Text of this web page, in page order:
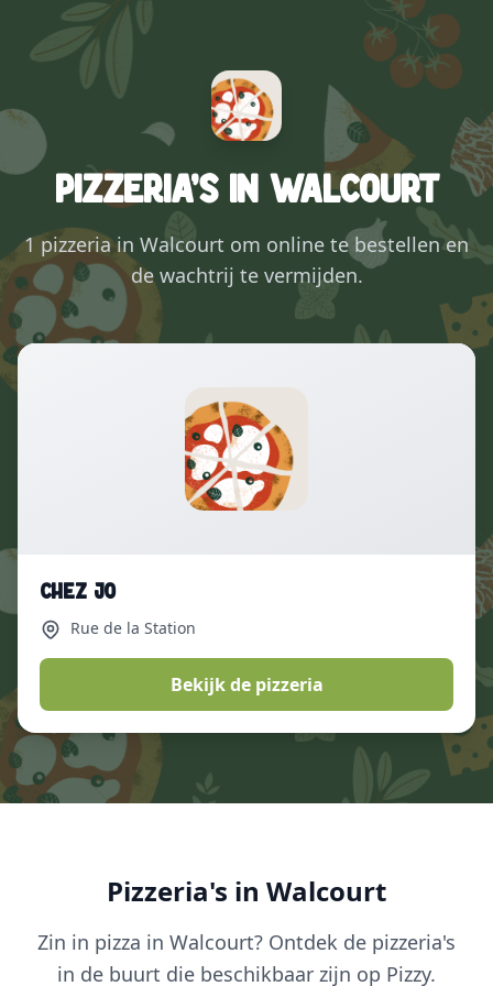
Pizzeria's in Walcourt
1 pizzeria in Walcourt om online te bestellen en
de wachtrij te vermijden.
Chez Jo
Rue de la Station
Bekijk de pizzeria
Pizzeria's in Walcourt
Zin in pizza in Walcourt? Ontdek de pizzeria's
in de buurt die beschikbaar zijn op Pizzy.